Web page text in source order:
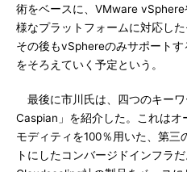
術をベースに、VMware
様なプラットフォームに対応し
その後もvSphereのみサポート
をそろえていく予定という。
最後に市川氏は、四つのキー
Caspian」を紹介した。これはオ
モディティを100％用いた、第三
トにしたコンバージドインフラ